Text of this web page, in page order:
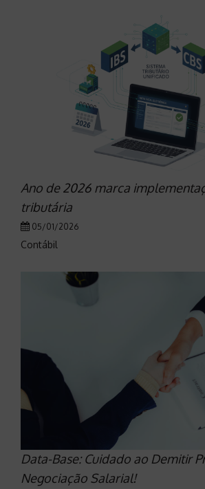
Ano de 2026 marca
tributária
05/01/2026
Contábil
Data-Base: Cuidado ao Demitir
Negociação Salarial!